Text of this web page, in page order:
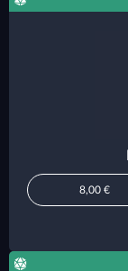
8,00 €